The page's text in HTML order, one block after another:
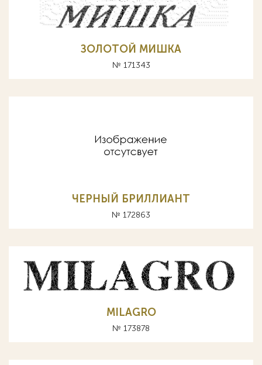
ЗОЛОТОЙ МИШКА
№ 171343
ЧЕРНЫЙ БРИЛЛИАНТ
№ 172863
MILAGRO
№ 173878